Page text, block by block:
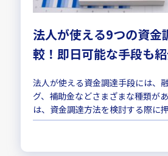
法人が使える9つの資金
較！即日可能な手段も
法人が使える資金調達手段には、
グ、補助金などさまざまな種類が
は、資金調達方法を検討する際に
要なポイントを解説します。